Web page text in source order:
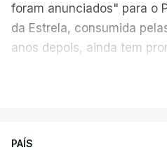
foram anunciados" para o
da Estrela, consumida
anos depois, ainda tem
PAÍS